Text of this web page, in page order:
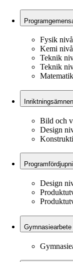
Fysik
Kemi nivå
Teknik
Teknik
Inriktningsämnen
Bild och
Design
Design
Gymnasiearbete